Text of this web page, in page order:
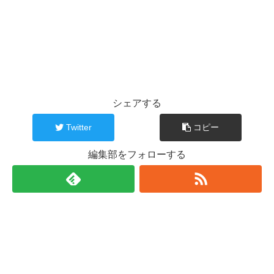
シェアする
Twitter コピー
編集部をフォローする